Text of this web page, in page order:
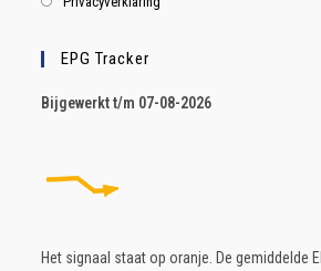
EPG Tracker
Bijgewerkt t/m 07-08-2026
Het signaal staat op oranje. De gemiddelde